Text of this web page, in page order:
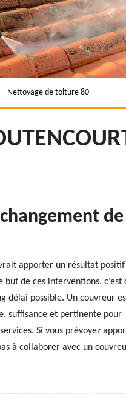
Nettoyage de toiture 80
de
apporter un résultat positif
de ces interventions, c’est
délai possible. Un couvreur
suffisance et pertinente pour
Si vous prévoyez
à collaborer avec un